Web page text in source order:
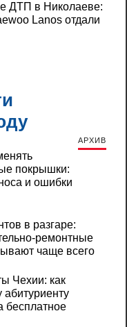
ДТП в Николаеве:
Lanos отдали
АРХИВ
покрышки:
и ошибки
в разгаре:
ремонтные
чаще всего
Чехии: как
абитуриенту
бесплатное